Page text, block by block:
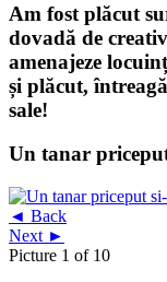
Am fost plăcut
dovadă de
amenajeze
și plăcut,
sale!
Un tanar
◄ Back
Next ►
Picture 1 of 10